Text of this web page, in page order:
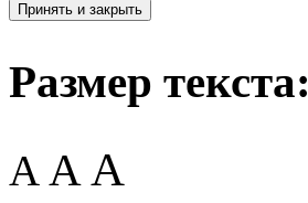
Принять и закрыть
Размер текста:
A AA